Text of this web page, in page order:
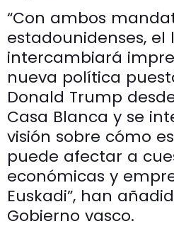
“Con ambos
estadounidenses, el
intercambiará
nueva política
Donald Trump
Casa Blanca y se
visión sobre cómo
puede afectar a
económicas y
Euskadi”, han
Gobierno vasco.